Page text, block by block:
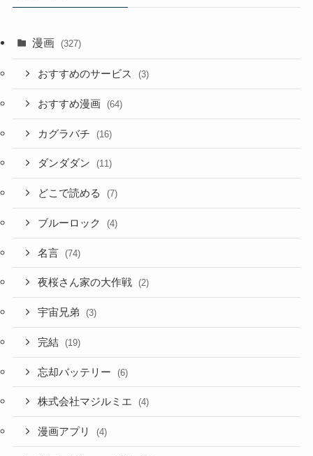
漫画 (327)
おすすめのサービス (3)
おすすめ漫画 (64)
カグラバチ (16)
ダンダダン (11)
どこで読める (7)
ブルーロック (4)
名言 (74)
夜桜さん家の大作戦 (2)
宇宙兄弟 (3)
完結 (19)
忘却バッテリー (6)
株式会社マジルミエ (4)
漫画アプリ (4)